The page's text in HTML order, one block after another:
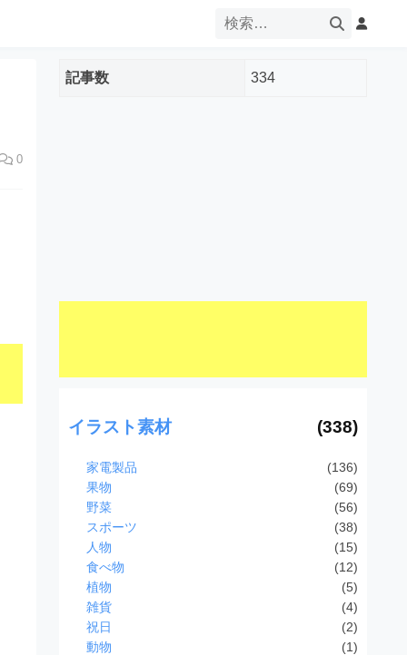
0
記事数 334
イラスト素材 (338)
家電製品
(136)
果物
(69)
野菜
(56)
スポーツ
(38)
人物
(15)
食べ物
(12)
植物
(5)
雑貨
(4)
祝日
(2)
動物
(1)